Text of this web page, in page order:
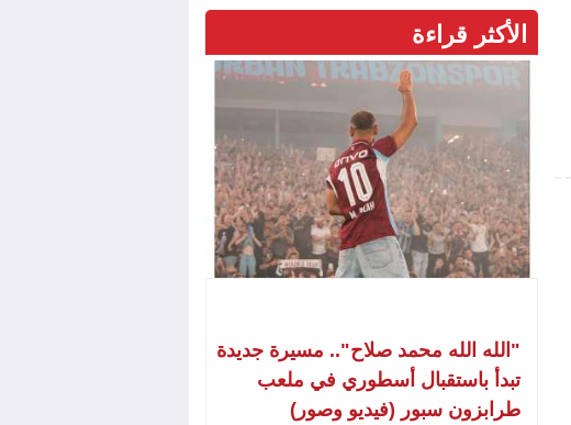
الأكثر قراءة
"الله الله محمد صلاح".. مسيرة جديدة
تبدأ باستقبال أسطوري في ملعب
طرابزون سبور (فيديو وصور)